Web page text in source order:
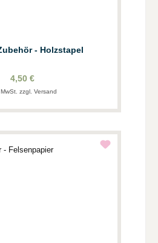
- Holzstapel
4,50 €
zzgl. Versand